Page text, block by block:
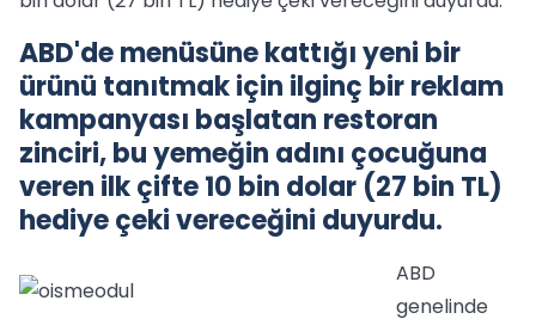
ABD'de menüsüne kattığı yeni bir
ürünü tanıtmak için ilginç bir reklam
kampanyası başlatan restoran
zinciri, bu yemeğin adını çocuğuna
veren ilk çifte 10 bin dolar (27 bin TL)
hediye çeki vereceğini duyurdu.
ABD
genelinde